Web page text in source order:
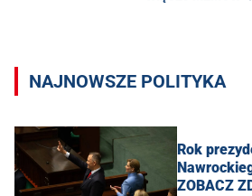
NAJNOWSZE POLITYKA
Rok
ZOBACZ